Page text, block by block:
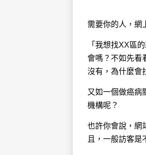
需要你的人，網
「我想找XX區
會嗎？不如先看
沒有，為什麼會
又如一個做癌病
機構呢？
也許你會說，網
且，一般訪客是